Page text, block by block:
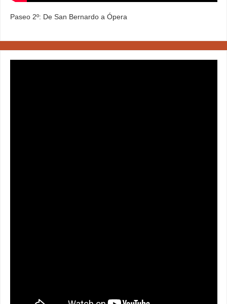
Paseo 2º: De San Bernardo a Ópera